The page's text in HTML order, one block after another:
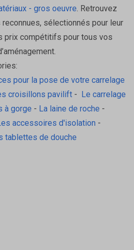
- gros oeuvre. Retrouvez
sélectionnés pour leur
prix compétitifs pour tous vos
pour la pose de votre carrelage
croisillons pavilift-
Le carrelage
à gorge - La laine de roche -
accessoires d'isolation -
tablettes de douche